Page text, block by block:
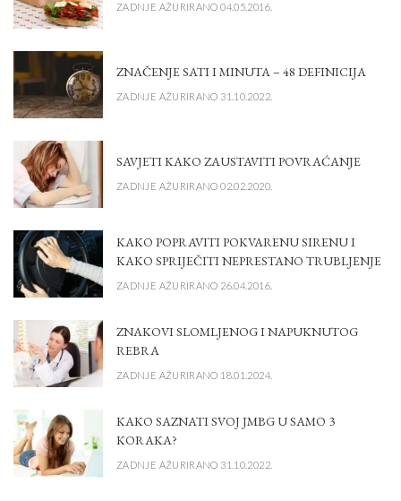
ZADNJE AŽURIRANO 04.05.2016.
ZNAČENJE SATI I MINUTA – 48 DEFINICIJA
ZADNJE AŽURIRANO 31.10.2022.
SAVJETI KAKO ZAUSTAVITI POVRAĆANJE
ZADNJE AŽURIRANO 02.02.2020.
KAKO POPRAVITI POKVARENU SIRENU I
KAKO SPRIJEČITI NEPRESTANO TRUBLJENJE
ZADNJE AŽURIRANO 26.04.2016.
ZNAKOVI SLOMLJENOG I NAPUKNUTOG
REBRA
ZADNJE AŽURIRANO 18.01.2024.
KAKO SAZNATI SVOJ JMBG U SAMO 3
KORAKA?
ZADNJE AŽURIRANO 31.10.2022.